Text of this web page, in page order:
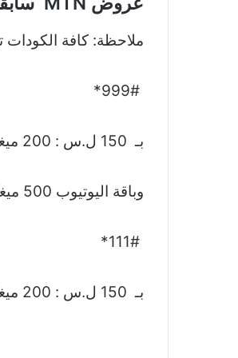
ملاحظة: كافة الكودات
بـ 150 ل.س : 200 ميغابايت كل يوم
وباقة ‎اليوتيوب 500 ميغابايت ب 150 ل.س
بـ 150 ل.س : 200 ميغابايت كل يوم